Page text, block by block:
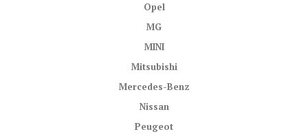
Opel
MG
MINI
Mitsubishi
Mercedes-Benz
Nissan
Peugeot